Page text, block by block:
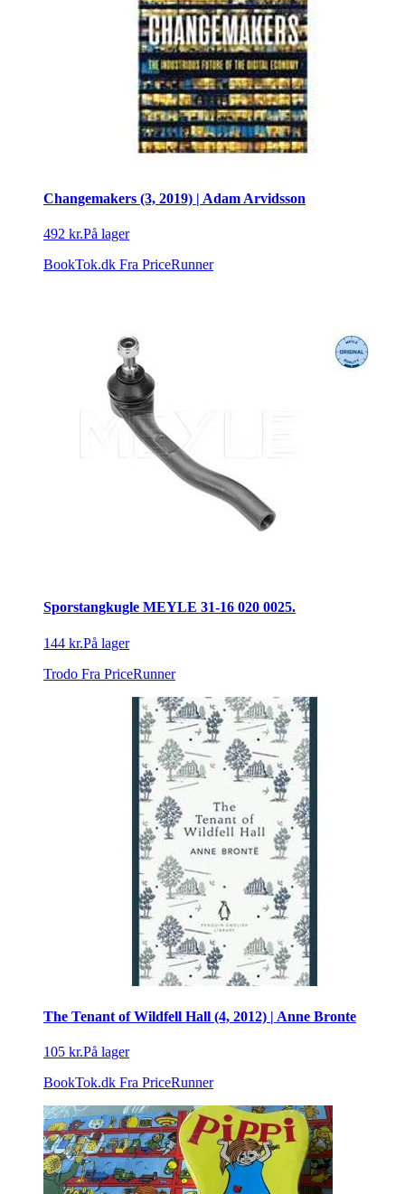
Changemakers (3, 2019) | Adam Arvidsson
492 kr.På lager
BookTok.dk Fra PriceRunner
Sporstangkugle MEYLE 31-16 020 0025.
144 kr.På lager
Trodo Fra PriceRunner
The Tenant of Wildfell Hall (4, 2012) | Anne Bronte
105 kr.På lager
BookTok.dk Fra PriceRunner